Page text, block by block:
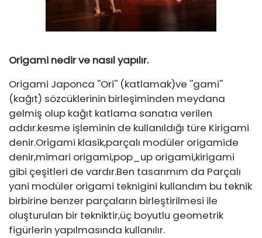
Origami nedir ve nasıl yapılır.
Origami Japonca ''Ori'' (katlamak)ve ''gami''
(kağıt) sözcüklerinin birleşiminden meydana
gelmiş olup kağıt katlama sanatıa verilen
addır.kesme işleminin de kullanıldığı türe Kirigami
denir.Origami klasik,parçalı modüler origamide
denir,mimari origami,pop_up origami,kirigami
gibi çeşitleri de vardır.Ben tasarımım da Parçalı
yani modüler origami teknigini kullandım bu teknik
birbirine benzer parçaların birleştirilmesi ile
oluşturulan bir tekniktir,üç boyutlu geometrik
figürlerin yapılmasında kullanılır.